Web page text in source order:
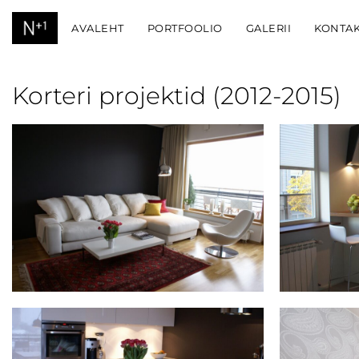
AVALEHT PORTFOOLIO GALERII
Korteri projektid (2012-2015)